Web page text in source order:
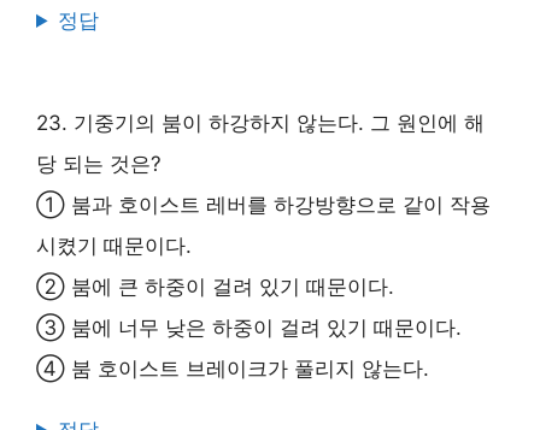
정답
23. 기중기의 붐이 하강하지 않는다. 그 원인에 해
당 되는 것은?
① 붐과 호이스트 레버를 하강방향으로 같이 작용
시켰기 때문이다.
② 붐에 큰 하중이 걸려 있기 때문이다.
③ 붐에 너무 낮은 하중이 걸려 있기 때문이다.
④ 붐 호이스트 브레이크가 풀리지 않는다.